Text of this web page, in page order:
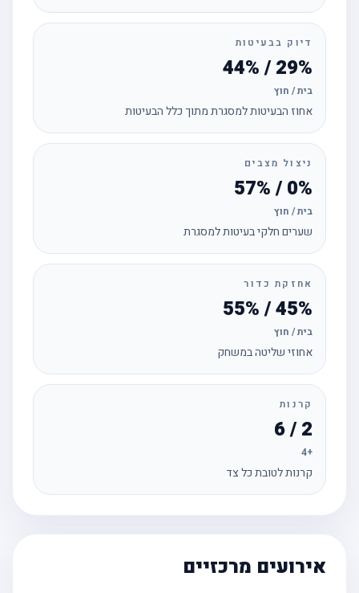
דיוק בבעיטות
29% / 44%
בית / חוץ
אחוז הבעיטות למסגרת מתוך כלל הבעיטות
ניצול מצבים
0% / 57%
בית / חוץ
שערים חלקי בעיטות למסגרת
אחזקת כדור
45% / 55%
בית / חוץ
אחוזי שליטה במשחק
קרנות
קרנות לטובת כל צד
אירועים מרכזיים